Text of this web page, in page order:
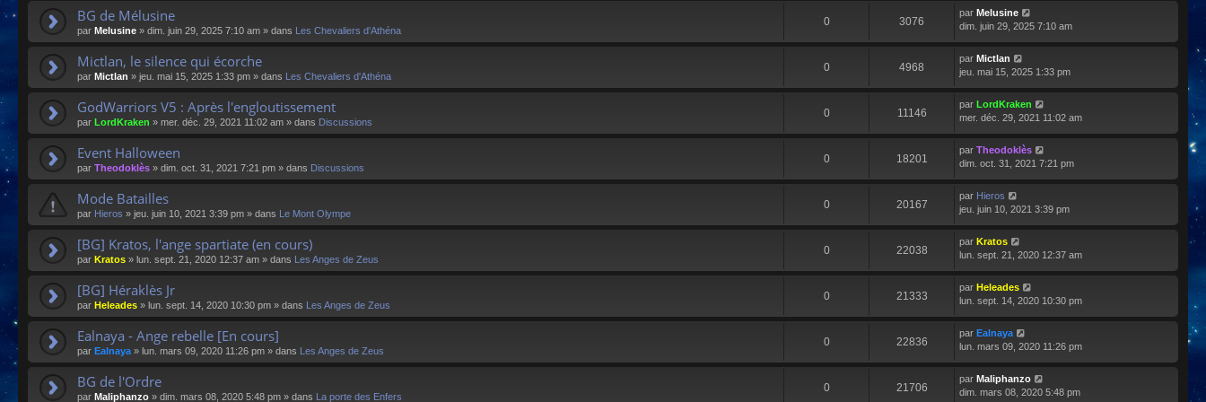
BG de Mélusine
par Melusine » dim. juin 29, 2025 7:10 am » dans Les Chevaliers d'Athéna
0 3076
par Melusine
dim. juin 29, 2025 7:10 am
Mictlan, le silence qui écorche
par Mictlan » jeu. mai 15, 2025 1:33 pm » dans Les Chevaliers d'Athéna
0 4968
par Mictlan
jeu. mai 15, 2025 1:33 pm
GodWarriors V5 : Après l'engloutissement
par LordKraken » mer. déc. 29, 2021 11:02 am » dans Discussions
0 11146
par LordKraken
mer. déc. 29, 2021 11:02 am
Event Halloween
par Theodoklès » dim. oct. 31, 2021 7:21 pm » dans Discussions
0 18201
par Theodoklès
dim. oct. 31, 2021 7:21 pm
Mode Batailles
par Hieros » jeu. juin 10, 2021 3:39 pm » dans Le Mont Olympe
0 20167
par Hieros
jeu. juin 10, 2021 3:39 pm
[BG] Kratos, l'ange spartiate (en cours)
par Kratos » lun. sept. 21, 2020 12:37 am » dans Les Anges de Zeus
0 22038
par Kratos
lun. sept. 21, 2020 12:37 am
[BG] Héraklès Jr
par Heleades » lun. sept. 14, 2020 10:30 pm » dans Les Anges de Zeus
0 21333
par Heleades
lun. sept. 14, 2020 10:30 pm
Ealnaya - Ange rebelle [En cours]
par Ealnaya» lun. mars 09, 2020 11:26 pm » dans Les Anges de Zeus
0 22836
par Ealnaya
lun. mars 09, 2020 11:26 pm
BG de l'Ordre
par Maliphanzo » dim. mars 08, 2020 5:48 pm » dans La porte des Enfers
0 21706
par Maliphanzo
dim. mars 08, 2020 5:48 pm